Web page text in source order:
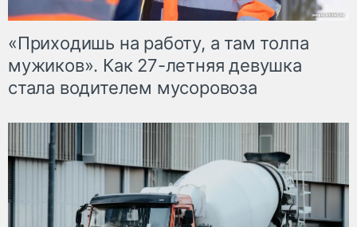
«Приходишь на работу, а там толпа
мужиков». Как 27-летняя девушка
стала водителем мусоровоза